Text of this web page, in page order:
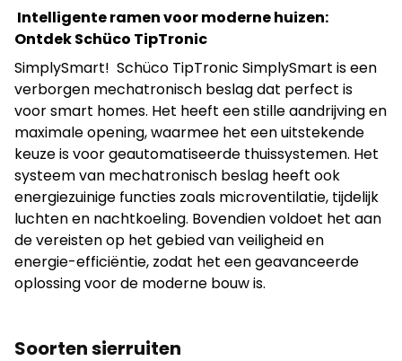
Intelligente ramen voor moderne huizen:
Ontdek Schüco TipTronic
SimplySmart! Schüco TipTronic SimplySmart is een
verborgen mechatronisch beslag dat perfect is
voor smart homes. Het heeft een stille aandrijving en
maximale opening, waarmee het een uitstekende
keuze is voor geautomatiseerde thuissystemen. Het
systeem van mechatronisch beslag heeft ook
energiezuinige functies zoals microventilatie, tijdelijk
luchten en nachtkoeling. Bovendien voldoet het aan
de vereisten op het gebied van veiligheid en
energie-efficiëntie, zodat het een geavanceerde
oplossing voor de moderne bouw is.
Soorten sierruiten